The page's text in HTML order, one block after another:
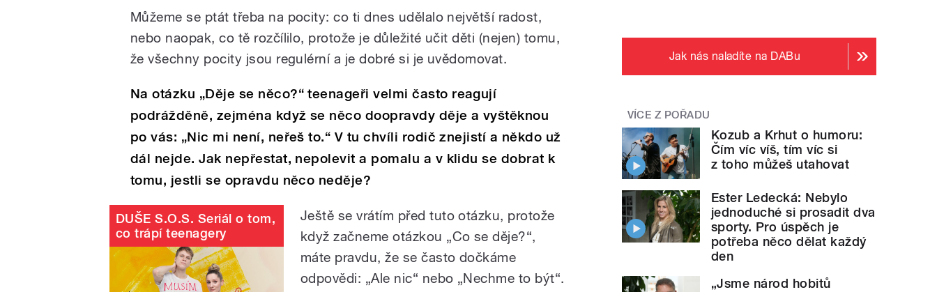
Můžeme se ptát třeba na pocity: co ti dnes udělalo největší radost,
nebo naopak, co tě rozčílilo, protože je důležité učit děti (nejen) tomu,
že všechny pocity jsou regulérní a je dobré si je uvědomovat.
Na otázku „Děje se něco?“ teenageři velmi často reagují
podrážděně, zejména když se něco doopravdy děje a vyštěknou
po vás: „Nic mi není, neřeš to.“ V tu chvíli rodič znejistí a někdo už
dál nejde. Jak nepřestat, nepolevit a pomalu a v klidu se dobrat k
tomu, jestli se opravdu něco neděje?
DUŠE S.O.S. Seriál o tom,
co trápí teenagery
Ještě se vrátím před tuto otázku, protože
když začneme otázkou „Co se děje?“,
máte pravdu, že se často dočkáme
odpovědi: „Ale nic“ nebo „Nechme to být“.
Jak nás naladíte na DABu
VÍCE Z POŘADU
Kozub a Krhut o humoru:
Čím víc víš, tím víc si
z toho můžeš utahovat
Ester Ledecká: Nebylo
jednoduché si prosadit dva
sporty. Pro úspěch je
potřeba něco dělat každý
den
„Jsme národ hobitů